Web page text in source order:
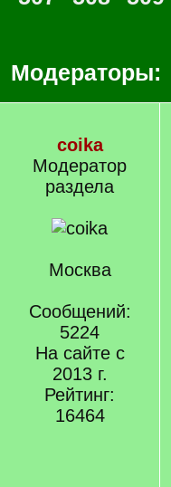
Модераторы:
coika
Модератор
раздела
Москва
Сообщений:
5224
На сайте с
2013 г.
Рейтинг:
16464